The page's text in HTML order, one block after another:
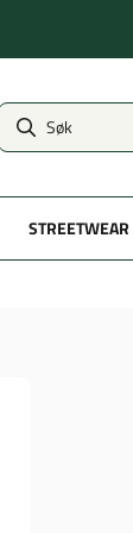
STREETWEAR